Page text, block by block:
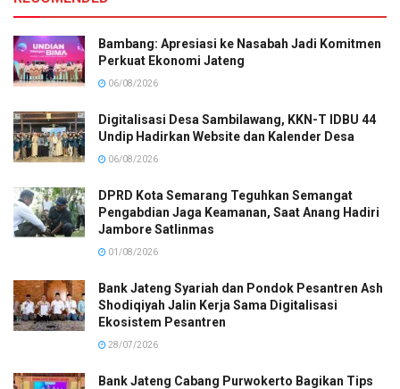
Bambang: Apresiasi ke Nasabah Jadi Komitmen
Perkuat Ekonomi Jateng
06/08/2026
Digitalisasi Desa Sambilawang, KKN-T IDBU 44
Undip Hadirkan Website dan Kalender Desa
06/08/2026
DPRD Kota Semarang Teguhkan Semangat
Pengabdian Jaga Keamanan, Saat Anang Hadiri
Jambore Satlinmas
01/08/2026
Bank Jateng Syariah dan Pondok Pesantren Ash
Shodiqiyah Jalin Kerja Sama Digitalisasi
Ekosistem Pesantren
28/07/2026
Bank Jateng Cabang Purwokerto Bagikan Tips